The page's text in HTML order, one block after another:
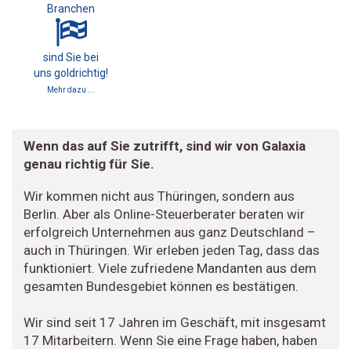
Branchen
sind Sie bei
uns goldrichtig!
Mehr dazu ...
Wenn das auf Sie zutrifft, sind wir von Galaxia
genau richtig für Sie.
Wir kommen nicht aus Thüringen, sondern aus
Berlin. Aber als Online-Steuerberater beraten wir
erfolgreich Unternehmen aus ganz Deutschland –
auch in Thüringen. Wir erleben jeden Tag, dass das
funktioniert. Viele zufriedene Mandanten aus dem
gesamten Bundesgebiet können es bestätigen.
Wir sind seit 17 Jahren im Geschäft, mit insgesamt
17 Mitarbeitern. Wenn Sie eine Frage haben, haben